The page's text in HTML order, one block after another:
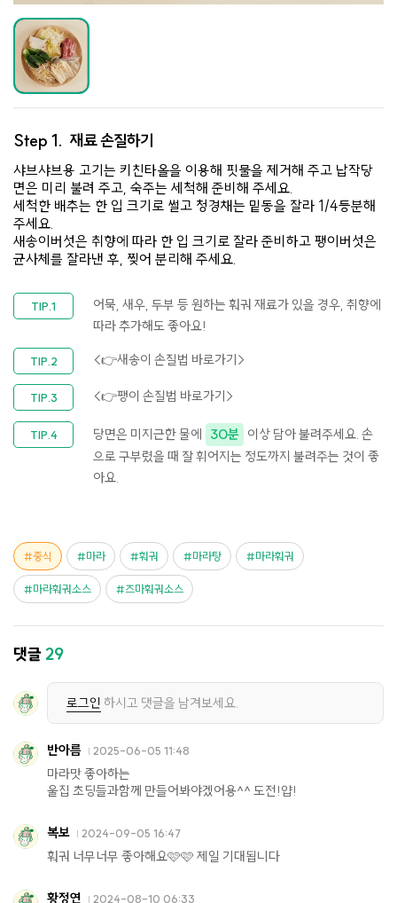
Step 1. 재료 손질하기
샤브샤브용 고기는 키친타올을 이용해 핏물을 제거해 주고 납작당
면은 미리 불려 주고, 숙주는 세척해 준비해 주세요.​
세척한 배추는 한 입 크기로 썰고 청경채는 밑동을 잘라 1/4등분해
주세요.​
새송이버섯은 취향에 따라 한 입 크기로 잘라 준비하고 팽이버섯은
균사체를 잘라낸 후, 찢어 분리해 주세요.
어묵, 새우, 두부 등 원하는 훠궈 재료가 있을 경우, 취향에
따라 추가해도 좋아요!
<👉새송이 손질법 바로가기>
<👉팽이 손질법 바로가기>
당면은 미지근한 물에 30분 이상 담아 불려주세요. 손
으로 구부렸을 때 잘 휘어지는 정도까지 불려주는 것이 좋
아요.
중식 마라 훠궈 마라탕 마라훠궈
마라훠궈소스 즈마훠궈소스
댓글29
로그인 하시고 댓글을 남겨보세요.
반아름 2025-06-05 11:48
마라맛 좋아하는
울집 초딩들과함께 만들어봐야겠어용^^ 도전!얍!
복보 2024-09-05 16:47
훠궈 너무너무 좋아해요🩷🩷 제일 기대됩니다
황정연 2024-08-10 06:33